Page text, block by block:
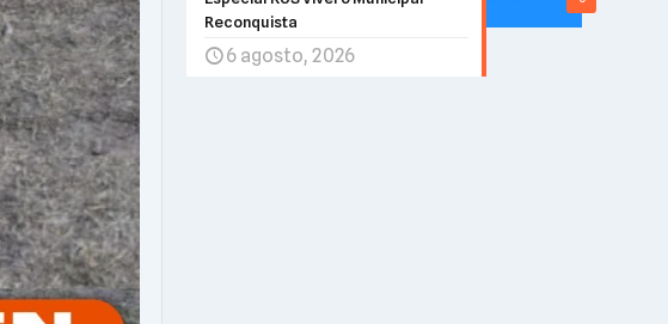
Reconquista
6 agosto, 2026